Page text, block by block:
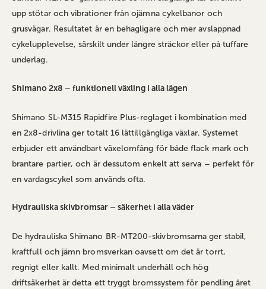
upp stötar och vibrationer från ojämna cykelbanor och
grusvägar. Resultatet är en behagligare och mer avslappnad
cykelupplevelse, särskilt under längre sträckor eller på tuffare
underlag.
Shimano 2x8 – funktionell växling i alla lägen
Shimano SL-M315 Rapidfire Plus-reglaget i kombination med
en 2x8-drivlina ger totalt 16 lättillgängliga växlar. Systemet
erbjuder ett användbart växelomfång för både flack mark och
brantare partier, och är dessutom enkelt att serva – perfekt för
en vardagscykel som används ofta.
Hydrauliska skivbromsar – säkerhet i alla väder
De hydrauliska Shimano BR-MT200-skivbromsarna ger stabil,
kraftfull och jämn bromsverkan oavsett om det är torrt,
regnigt eller kallt. Med minimalt underhåll och hög
driftsäkerhet är detta ett tryggt bromssystem för pendling året